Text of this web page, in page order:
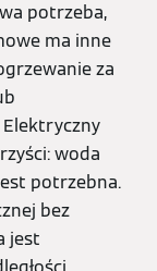
potrzeba,
ma inne
za
woda
potrzebna.
bez
jest